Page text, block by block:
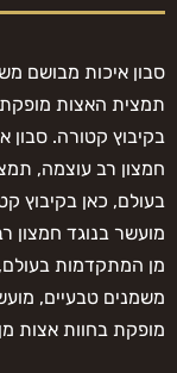
סבון איכות מבושם
תמצית האצות
בקיבוץ קטורה. סבון
חמצון רב עוצמה,
בעולם, כאן בקיבוץ
מועשר בנוגד חמצון
מן המתקדמות
משמנים טבעיים,
מופקת בחוות אצות